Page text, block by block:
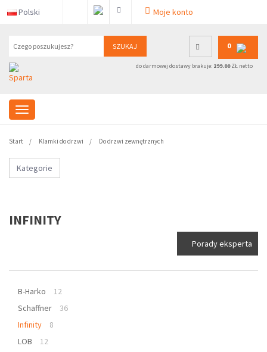
Polski Moje konto
SZUKAJ 0
do darmowej dostawy brakuje: 299.00ZŁ netto
Start Klamki do drzwi Do drzwi zewnętrznych
Kategorie
INFINITY
Porady eksperta
B-Harko
12
Schaffner
36
Infinity
8
LOB
12